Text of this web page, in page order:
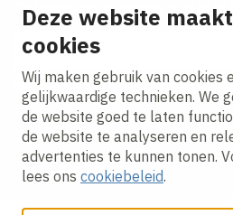
Deze website
cookies
Wij maken gebruik van cookies
gelijkwaardige technieken. We
de website goed te laten
de website te analyseren en
advertenties te kunnen tonen.
lees ons cookiebeleid.
Ontvang onze nieuws alerts in
E-mailadres
Ik ga akkoord met hetprivacy